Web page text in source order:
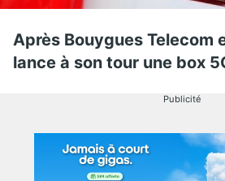
Après Bouygues Telecom
lance à son tour une box
Publicité